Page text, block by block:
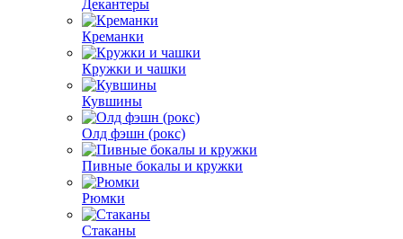
Декантеры
Креманки
Кружки и чашки
Кувшины
Олд фэшн (рокс)
Пивные бокалы и кружки
Рюмки
Стаканы